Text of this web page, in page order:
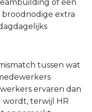
of een
extra
tussen wat
ervaren dan
terwijl HR